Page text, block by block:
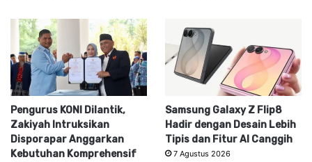
Pengurus KONI Dilantik,
Zakiyah Intruksikan
Disporapar Anggarkan
Kebutuhan Komprehensif
Samsung Galaxy Z Flip8
Hadir dengan Desain Lebih
Tipis dan Fitur AI Canggih
7 Agustus 2026